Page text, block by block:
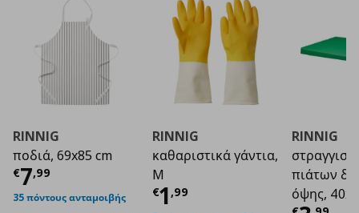
RINNIG
ποδιά, 69x85 cm
€7,99
Τρέχουσα τιμή
35 πόντους ανταμοιβής
RINNIG
καθαριστικά γάντια,
M
€1 ,99
Τρέχουσα τιμή€
RINNIG
πιάτων
όψης,